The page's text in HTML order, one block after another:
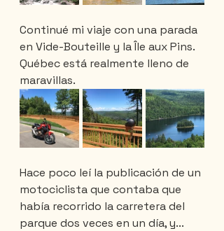
Continué mi viaje con una parada
en Vide-Bouteille y la Île aux Pins.
Québec está realmente lleno de
maravillas.
Hace poco leí la publicación de un
motociclista que contaba que
había recorrido la carretera del
parque dos veces en un día, y...